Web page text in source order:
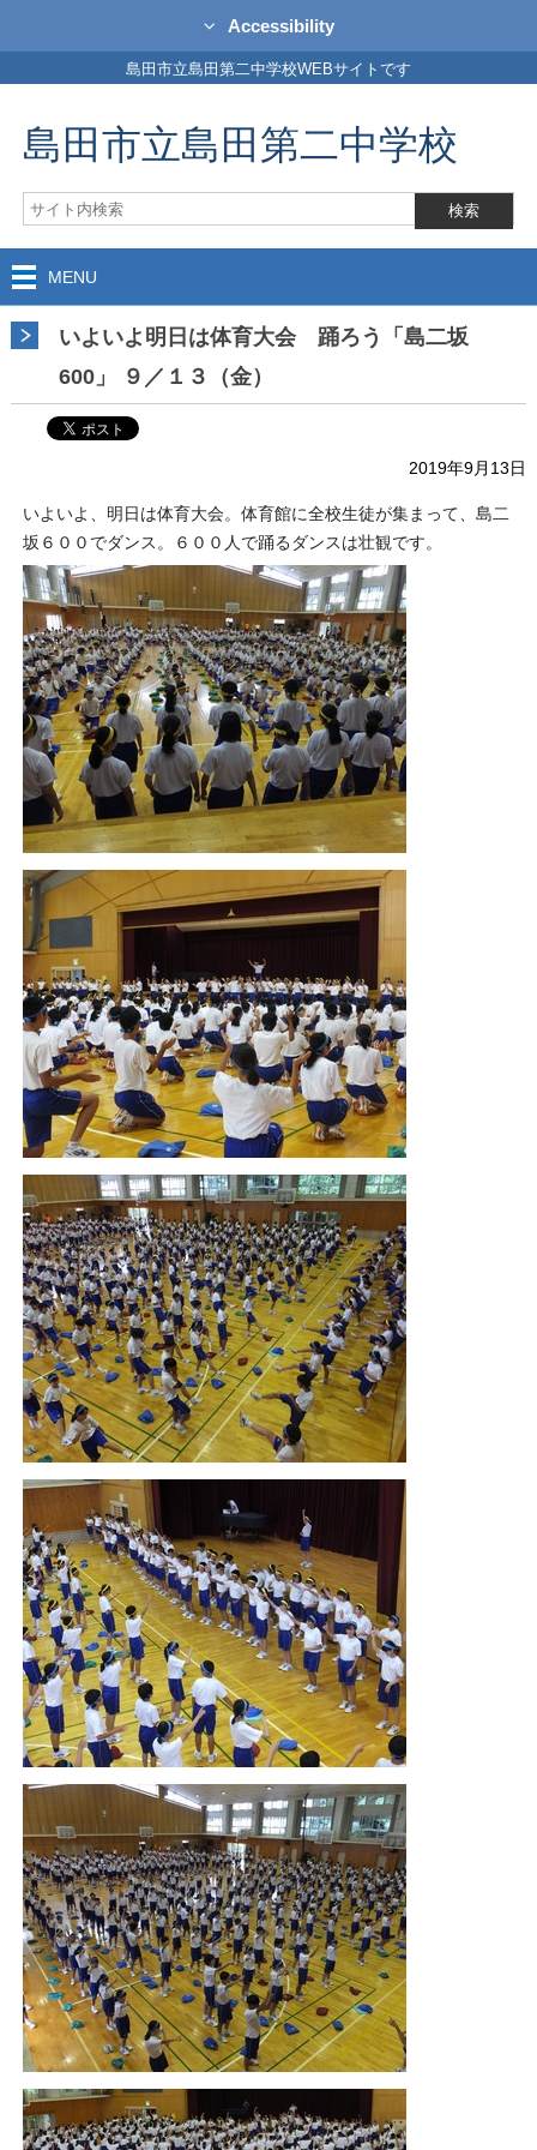
Accessibility
島田市立島田第二中学校WEBサイトです
島田市立島田第二中学校
MENU
いよいよ明日は体育大会 踊ろう「島二坂
600」 ９／１３（金）
2019年9月13日
いよいよ、明日は体育大会。体育館に全校生徒が集まって、島二
坂６００でダンス。６００人で踊るダンスは壮観です。